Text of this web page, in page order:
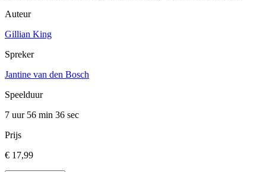
Auteur
Gillian King
Spreker
Jantine van den Bosch
Speelduur
7 uur 56 min 36 sec
Prijs
€ 17,99